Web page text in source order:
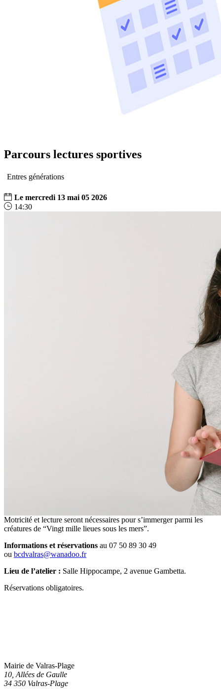
Parcours lectures sportives
Entres générations
Le mercredi 13 mai 05 2026
14:30
Motricité et lecture seront nécessaires pour s’immerger parmi les
créatures de “Vingt mille lieues sous les mers”.
Informations et réservations au 07 50 89 30 49
ou bcdvalras@wanadoo.fr
Lieu de l’atelier : Salle Hippocampe, 2 avenue Gambetta.
Réservations obligatoires.
Mairie de Valras-Plage
10, Allées de Gaulle
34 350 Valras-Plage